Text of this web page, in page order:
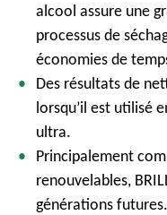
alcool assure une
processus de
économies de
Des résultats de
lorsqu’il est utilisé
ultra.
Principalement
renouvelables,
générations futures.